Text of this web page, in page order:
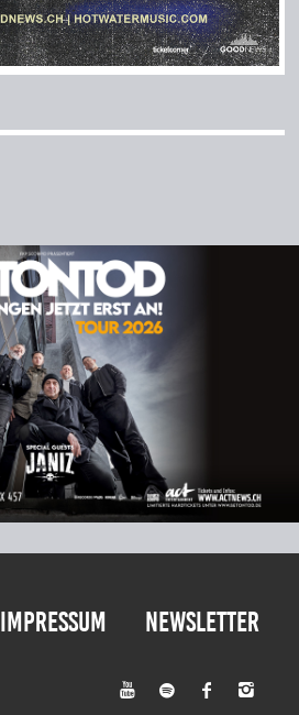
Impressum Newsletter



